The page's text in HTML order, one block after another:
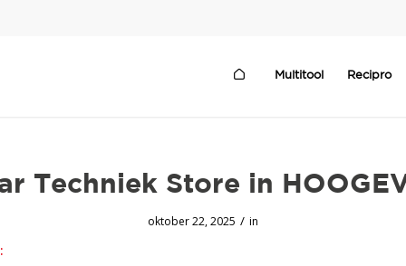
Multitool Recipro
Techniek Store in
oktober 22, 2025 / in